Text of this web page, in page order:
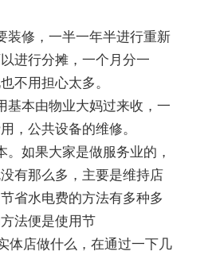
装修，一半一年半进行重新
进行分摊，一个月分一
不用担心太多。
基本由物业大妈过来收，一
，公共设备的维修。
如果大家是做服务业的，
有那么多，主要是维持店
省水电费的方法有多种多
法便是使用节
体店做什么，在通过一下几